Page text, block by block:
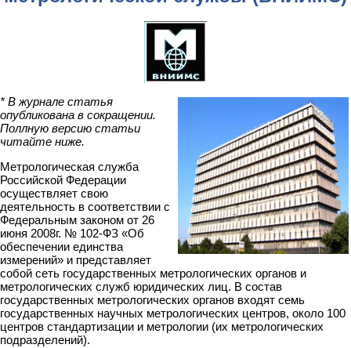
* В журнале статья
опубликована в сокращении.
Поллную версию статьи
читайте ниже.
Метрологическая служба
Российской Федерации
осуществляет свою
деятельность в соответствии с
Федеральным законом от 26
июня 2008г. № 102-ФЗ «Об
обеспечении единства
измерений» и представляет
собой сеть государственных метрологических органов и
метрологических служб юридических лиц. В состав
государственных метрологических органов входят семь
государственных научных метрологических центров, около 100
центров стандартизации и метрологии (их метрологических
подразделений).